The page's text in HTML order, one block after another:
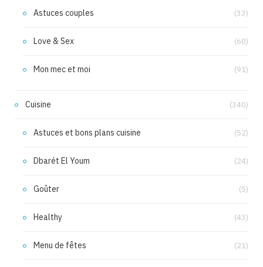
Astuces couples (33)
Love & Sex (60)
Mon mec et moi (91)
Cuisine (340)
Astuces et bons plans cuisine (52)
Dbarét El Youm (24)
Goûter (5)
Healthy (43)
Menu de fêtes (21)